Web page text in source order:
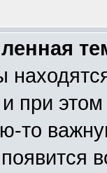
при
то